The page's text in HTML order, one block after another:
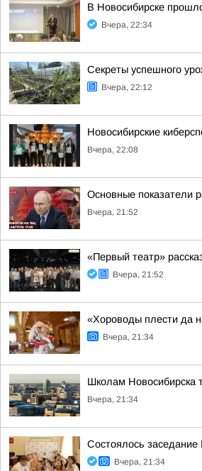
В Новосибирске
Вчера, 22:34
Секреты успешного
Вчера, 22:12
Новосибирские
Вчера, 22:08
Основные показатели
Вчера, 21:52
«Первый театр»
Вчера, 21:52
«Хороводы плести да
Вчера, 21:34
Школам Новосибирска
Вчера, 21:34
Состоялось заседание
Вчера, 21:34